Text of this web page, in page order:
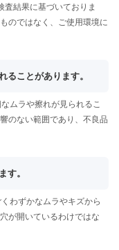
査結果に基づいておりま
のではなく、ご使用環境に
ることがあります。
ムラや擦れが見られるこ
のない範囲であり、不良品
す。
わずかなムラやキズから
が開いているわけではな